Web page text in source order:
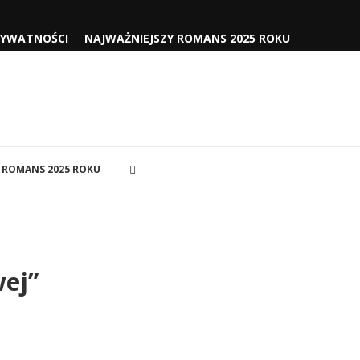
NAJWAŻNIEJSZY ROMANS 2025 ROKU
2025 ROKU